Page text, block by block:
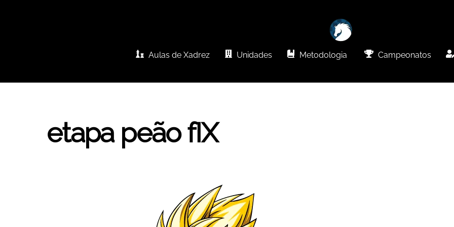
Aulas de Xadrez Unidades Metodologia Campeonatos
etapa peão fIX